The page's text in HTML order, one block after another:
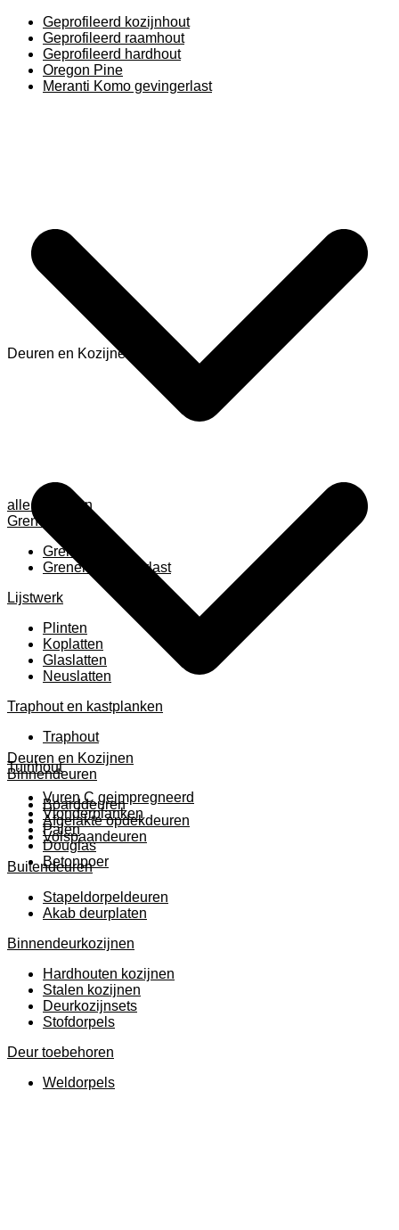
Geprofileerd kozijnhout
Geprofileerd raamhout
Geprofileerd hardhout
Oregon Pine
Meranti Komo gevingerlast
alle anzeigen
Grenen
Grenen B ruw
Grenen gevingerlast
Lijstwerk
Plinten
Koplatten
Glaslatten
Neuslatten
Traphout en kastplanken
Traphout
Tuinhout
Vuren C geimpregneerd
Vlonderplanken
Palen
Douglas
Betonpoer
Deuren en Kozijnen
Deuren en Kozijnen
Binnendeuren
Boarddeuren
Afgelakte opdekdeuren
Volspaandeuren
Buitendeuren
Stapeldorpeldeuren
Akab deurplaten
Binnendeurkozijnen
Hardhouten kozijnen
Stalen kozijnen
Deurkozijnsets
Stofdorpels
Deur toebehoren
Weldorpels